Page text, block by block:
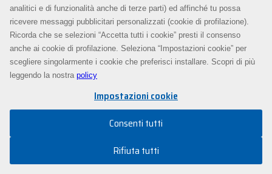
analitici e di funzionalità anche di terze parti) ed affinché tu possa
ricevere messaggi pubblicitari personalizzati (cookie di profilazione).
Ricorda che se selezioni “Accetta tutti i cookie” presti il consenso
anche ai cookie di profilazione. Seleziona “Impostazioni cookie” per
scegliere singolarmente i cookie che preferisci installare. Scopri di più
leggendo la nostra policy
Impostazioni cookie
Consenti tutti
Rifiuta tutti